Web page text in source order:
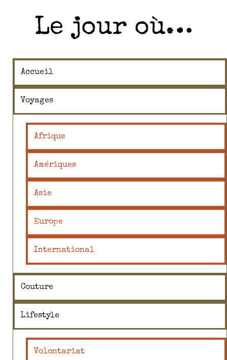
Le jour où…
Accueil
Voyages
Afrique
Amériques
Asie
Europe
International
Couture
Lifestyle
Volontariat